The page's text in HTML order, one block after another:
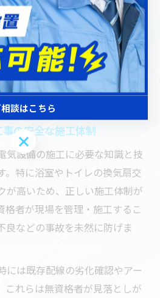
種電気工事士」などの資格保有
確認しましょう。また、実際の
参考にすると、信頼性の高い業
す。見積もりの際は、資格証の
求めることで、より納得感のあ
の安全な施工体制
気設備の施工に必要な知識と技
。特に浴室やトイレの換気扇交
が高いため、正しい施工体制が
格者が現場を管理・施工するこ
良などの事故を未然に防げま
には既存配線の劣化確認やアー
これらは無資格者が見落としが
談はこちら
談はこちら